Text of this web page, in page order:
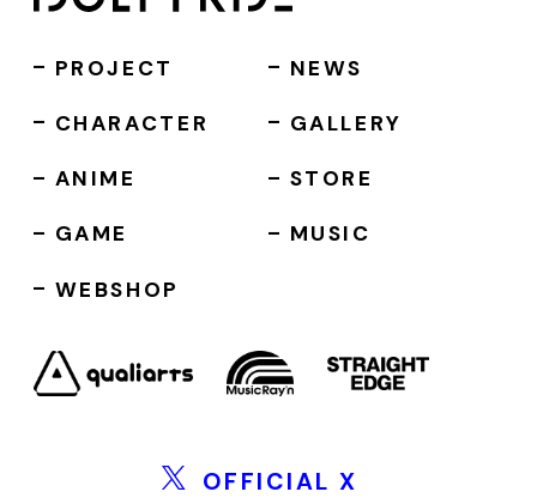
PROJECT
CHARACTER
ANIME
GAME
WEBSHOP
NEWS
GALLERY
STORE
MUSIC
OFFICIAL X